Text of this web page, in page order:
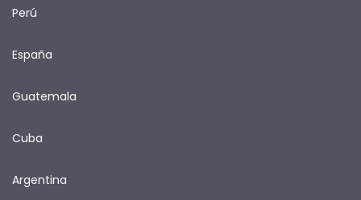
Perú
España
Guatemala
Cuba
Argentina